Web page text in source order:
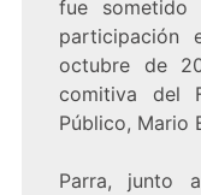
fue
participación
octubre de
comitiva del
Público, Mario
Parra, junto